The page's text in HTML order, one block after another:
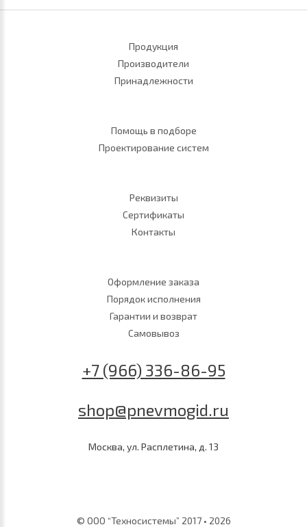
Продукция
Производители
Принадлежности
Помощь в подборе
Проектирование систем
Реквизиты
Сертификаты
Контакты
Оформление заказа
Порядок исполнения
Гарантии и возврат
Самовывоз
+7 (966) 336-86-95
shop@pnevmogid.ru
Москва, ул. Расплетина, д. 13
© ООО “Техносистемы” 2017 • 2026